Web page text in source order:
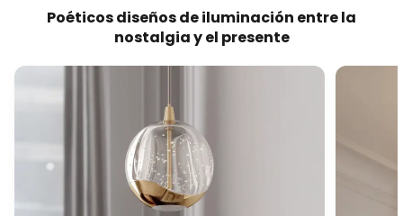
Poéticos diseños de iluminación entre la
nostalgia y el presente